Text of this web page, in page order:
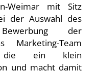
Weimar mit Sitz
der Auswahl des
der
Marketing-Team
die ein klein
und macht damit